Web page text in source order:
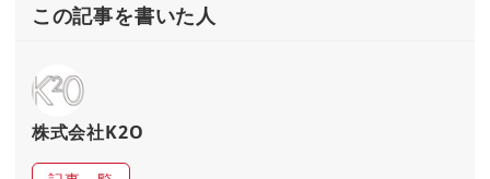
この記事を書いた人
株式会社K2O